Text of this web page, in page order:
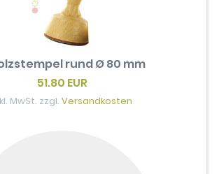
rund Ø 80 mm
51.80 EUR
MwSt. zzgl.Versandkosten